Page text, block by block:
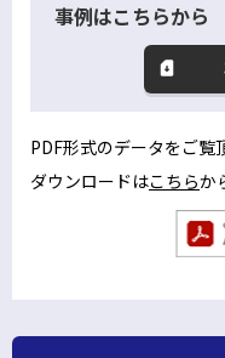
事例はこちらから
PDF形式のデータをご覧
ダウンロードはこちら
別
ウ
ド
か